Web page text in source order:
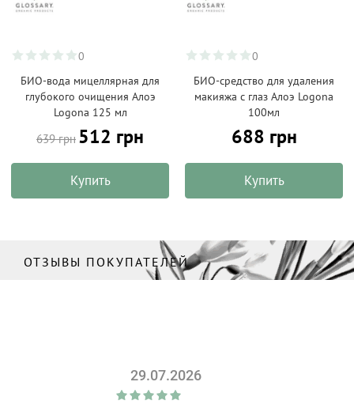
0
БИО-вода мицеллярная для
глубокого очищения Алоэ
Logona 125 мл
639 грн 512 грн
Купить
0
БИО-средство для удаления
макияжа с глаз Алоэ Logona
100мл
688 грн
Купить
ОТЗЫВЫ ПОКУПАТЕЛЕЙ
29.07.2026